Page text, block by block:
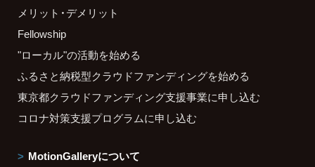
メリット・デメリット
Fellowship
"ローカル"の活動を始める
ふるさと納税型クラウドファンディングを始める
東京都クラウドファンディング支援事業に申し込む
コロナ対策支援プログラムに申し込む
MotionGalleryについて